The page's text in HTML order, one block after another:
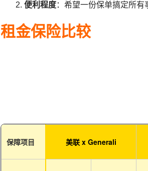
便利程度：希望一份保单搞定所有
租金保险比较
保障项目 美联 x Generali